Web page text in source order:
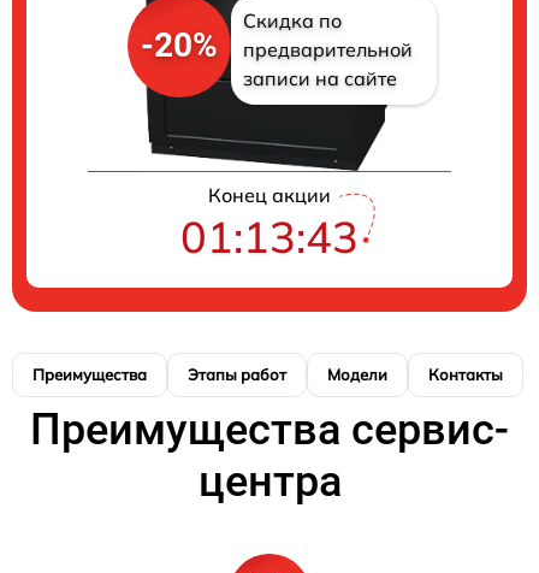
-20%
Скидка по
предварительной
записи на сайте
Конец акции
01:13:42
Преимущества Этапы работ Модели Контакты
Преимущества сервис-
центра